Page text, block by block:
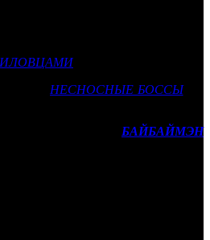
уикенда фильм освоил на
первого дня в 10 раз, что уже
(154 млн).
НЕСНОСНЫЕ БОССЫ
БАЙБАЙМЭН